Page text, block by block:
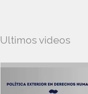
Ultimos videos